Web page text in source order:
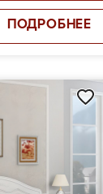
ПОДРОБНЕЕ